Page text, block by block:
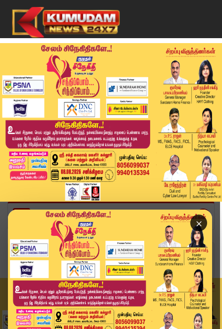
×
Home
விளையாட்டு
RCB vs DC: பழிவாங்குமா பெங்களூரு.. ஃபார்முக்கு ...